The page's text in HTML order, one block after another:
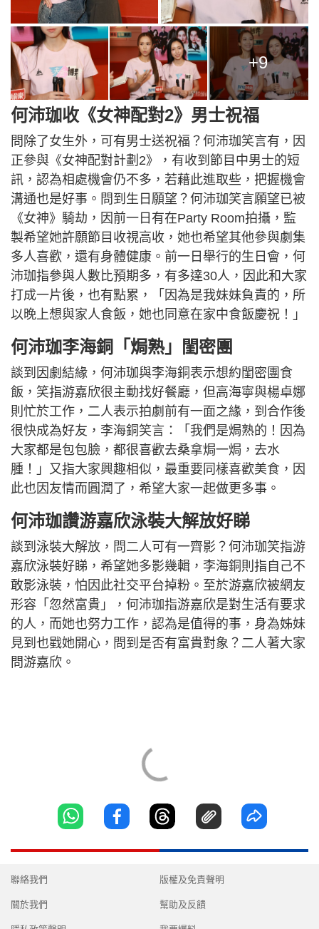
+9
何沛珈收《女神配對2》男士祝福
問除了女生外，可有男士送祝福？何沛珈笑言有，因
正參與《女神配對計劃2》，有收到節目中男士的短
訊，認為相處機會仍不多，若藉此進取些，把握機會
溝通也是好事。問到生日願望？何沛珈笑言願望已被
《女神》騎劫，因前一日有在Party Room拍攝，監
製希望她許願節目收視高收，她也希望其他參與劇集
多人喜歡，還有身體健康。前一日舉行的生日會，何
沛珈指參與人數比預期多，有多達30人，因此和大家
打成一片後，也有點累，「因為是我妹妹負責的，所
以晚上想與家人食飯，她也同意在家中食飯慶祝！」
何沛珈李海銅「焗熟」閨密團
談到因劇結緣，何沛珈與李海銅表示想約閨密團食
飯，笑指游嘉欣很主動找好餐廳，但高海寧與楊卓娜
則忙於工作，二人表示拍劇前有一面之緣，到合作後
很快成為好友，李海銅笑言：「我們是焗熟的！因為
大家都是包包臉，都很喜歡去桑拿焗一焗，去水
腫！」又指大家興趣相似，最重要同樣喜歡美食，因
此也因友情而圓潤了，希望大家一起做更多事。
何沛珈讚游嘉欣泳裝大解放好睇
談到泳裝大解放，問二人可有一齊影？何沛珈笑指游
嘉欣泳裝好睇，希望她多影幾輯，李海銅則指自己不
敢影泳裝，怕因此社交平台掉粉。至於游嘉欣被網友
形容「忽然富貴」，何沛珈指游嘉欣是對生活有要求
的人，而她也努力工作，認為是值得的事，身為姊妹
見到也戥她開心，問到是否有富貴對象？二人著大家
問游嘉欣。
聯絡我們
關於我們
版權及免責聲明
幫助及反饋